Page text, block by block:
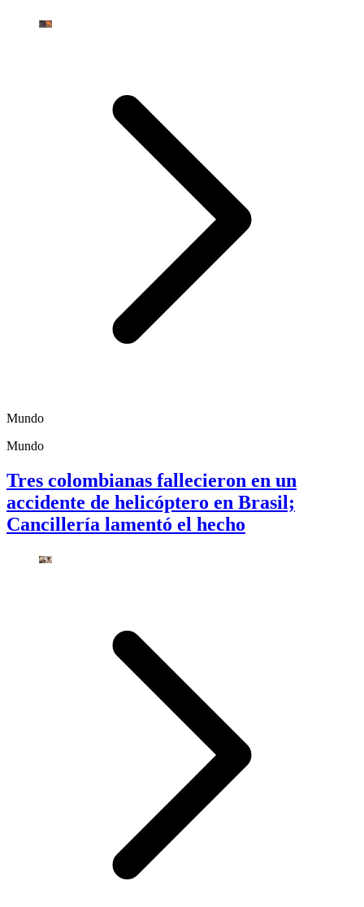
Mundo
Mundo
Tres colombianas fallecieron en un
accidente de helicóptero en Brasil;
Cancillería lamentó el hecho